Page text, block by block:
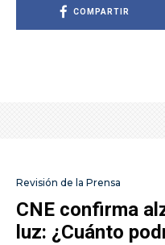
COMPARTIR
Revisión de la Prensa
CNE confirma
luz: ¿Cuánto